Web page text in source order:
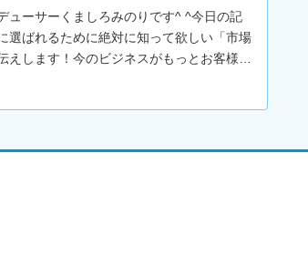
ューサーくましろみのりです^ ^今日の記
選ばれるために絶対に知って欲しい「市場
えします！今のビジネスがもっとお客様に